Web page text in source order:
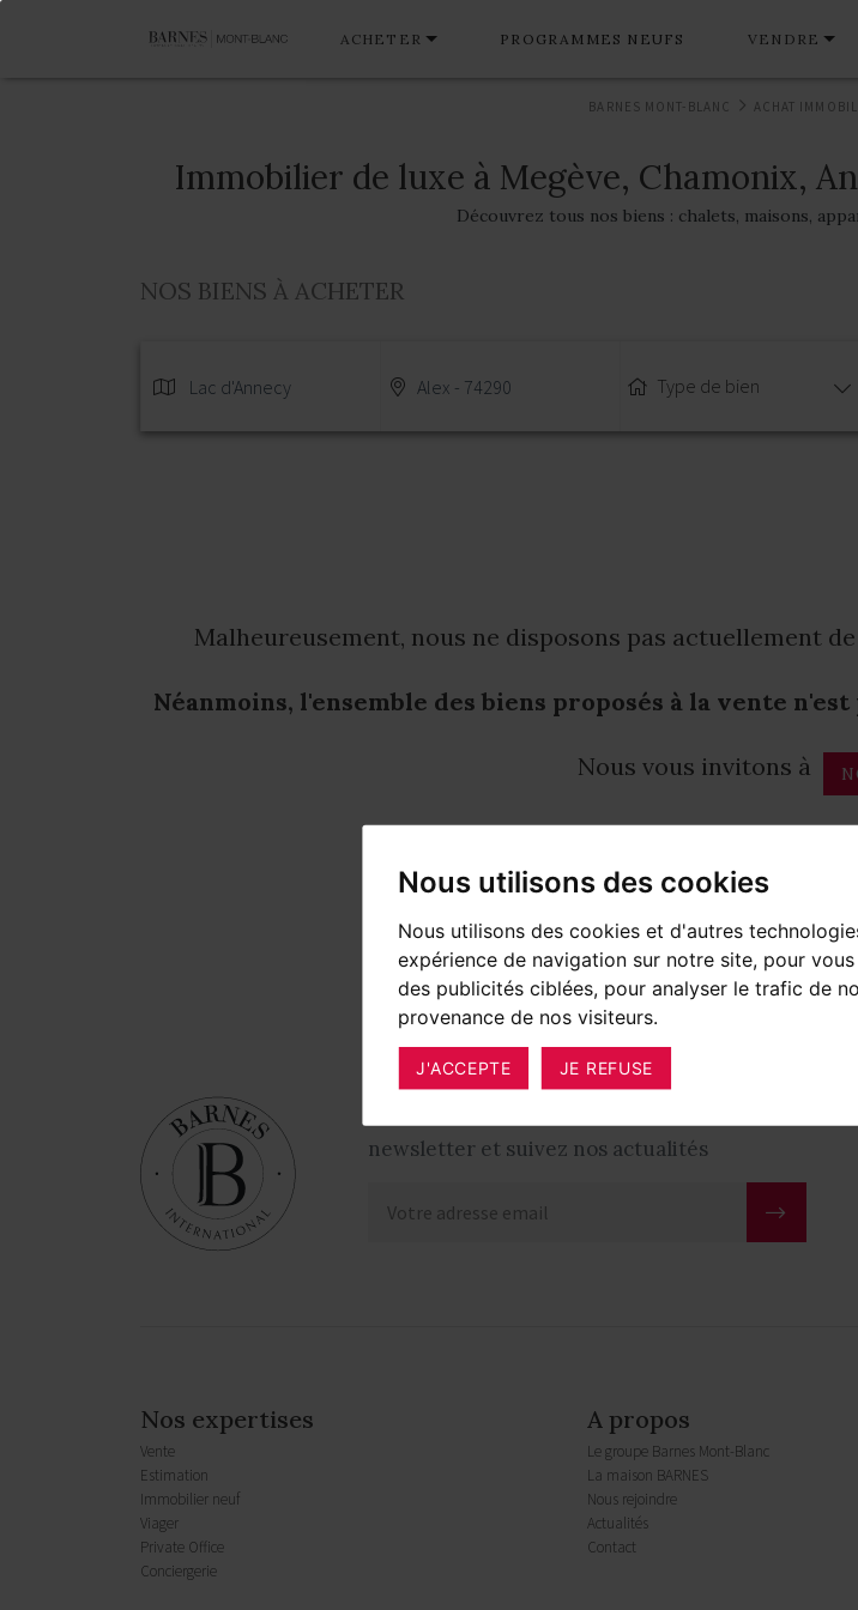
Nous utilisons des cookies
Nous utilisons des cookies et d'autres
expérience de navigation sur notre site, pour
des publicités ciblées, pour analyser le trafic de
provenance de nos visiteurs.
J'ACCEPTE JE REFUSE
ACHETER PROGRAMMES NEUFS VENDRE
BARNES MONT-BLANC ACHAT
Immobilier de luxe à Megève, Chamonix,
Découvrez tous nos biens : chalets, maisons,
NOS BIENS À ACHETER
Lac d'Annecy Alex - 74290 Type de bien
Malheureusement, nous ne disposons pas actuellement
Néanmoins, l'ensemble des biens proposés à la vente
Nous vous invitons à
newsletter et suivez nos actualités
Nos expertises
Vente
Estimation
Immobilier neuf
Viager
Private Office
Conciergerie
A propos
Le groupe Barnes Mont-Blanc
La maison BARNES
Nous rejoindre
Actualités
Contact